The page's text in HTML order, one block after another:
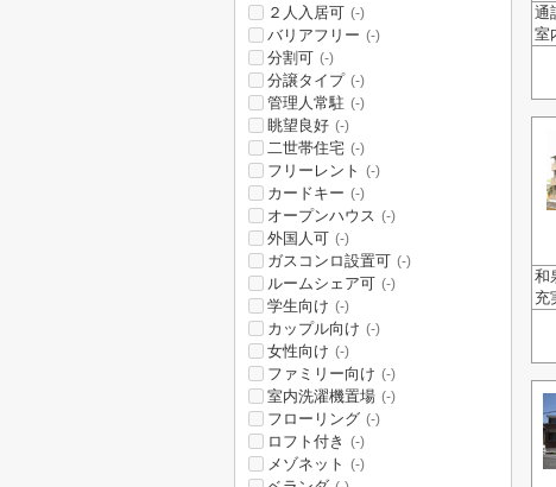
通
室
和
充
２人入居可 (-)
バリアフリー (-)
分割可 (-)
分譲タイプ (-)
管理人常駐 (-)
眺望良好 (-)
二世帯住宅 (-)
フリーレント (-)
カードキー (-)
オープンハウス (-)
外国人可 (-)
ガスコンロ設置可 (-)
ルームシェア可 (-)
学生向け (-)
カップル向け (-)
女性向け (-)
ファミリー向け (-)
室内洗濯機置場 (-)
フローリング (-)
ロフト付き (-)
メゾネット (-)